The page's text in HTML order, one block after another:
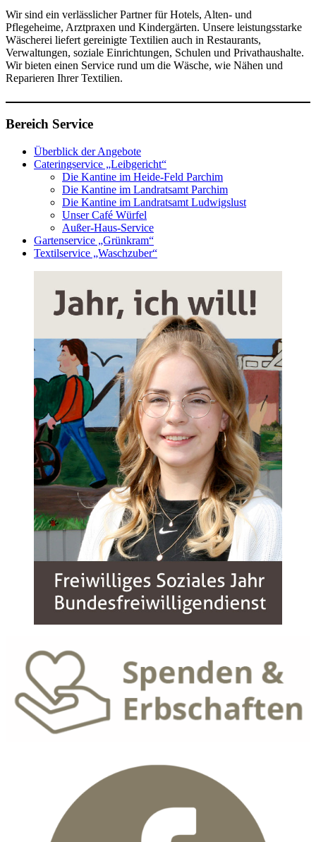
Wir sind ein verlässlicher Partner für Hotels, Alten- und
Pflegeheime, Arztpraxen und Kindergärten. Unsere leistungsstarke
Wäscherei liefert gereinigte Textilien auch in Restaurants,
Verwaltungen, soziale Einrichtungen, Schulen und Privathaushalte.
Wir bieten einen Service rund um die Wäsche, wie Nähen und
Reparieren Ihrer Textilien.
Bereich Service
Überblick der Angebote
Cateringservice „Leibgericht“
Die Kantine im Heide-Feld Parchim
Die Kantine im Landratsamt Parchim
Die Kantine im Landratsamt Ludwigslust
Unser Café Würfel
Außer-Haus-Service
Gartenservice „Grünkram“
Textilservice „Waschzuber“